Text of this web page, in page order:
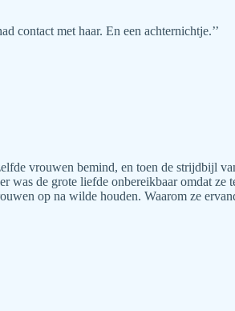
contact met haar. En een achternichtje.’’
vrouwen bemind, en toen de strijdbijl
de grote liefde onbereikbaar omdat
op na wilde houden. Waarom ze